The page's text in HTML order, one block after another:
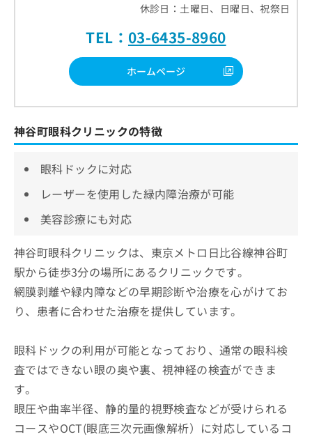
休診日：土曜日、日曜日、祝祭日
TEL： 03-6435-8960
ホームページ
神谷町眼科クリニックの特徴
眼科ドックに対応
レーザーを使用した緑内障治療が可能
美容診療にも対応
神谷町眼科クリニックは、東京メトロ日比谷線神谷町
駅から徒歩3分の場所にあるクリニックです。
網膜剥離や緑内障などの早期診断や治療を心がけてお
り、患者に合わせた治療を提供しています。
眼科ドックの利用が可能となっており、通常の眼科検
査ではできない眼の奥や裏、視神経の検査ができま
す。
眼圧や曲率半径、静的量的視野検査などが受けられる
コースやOCT(眼底三次元画像解析）に対応しているコ